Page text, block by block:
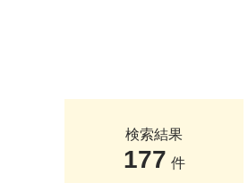
検索結果
177 件